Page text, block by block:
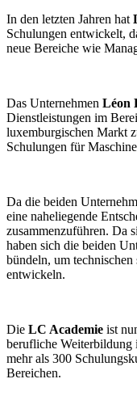
In den letzten Jahren hat
Schulungen entwickelt,
neue Bereiche wie
Das Unternehmen Léon
Dienstleistungen im
luxemburgischen Markt
Schulungen für
Da die beiden
eine naheliegende
zusammenzuführen. Da
haben sich die beiden
bündeln, um
entwickeln.
Die LC Academie ist
berufliche
mehr als 300
Bereichen.